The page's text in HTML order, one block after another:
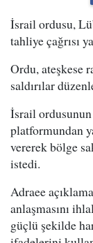
İsrail ordusu,
tahliye çağrısı
Ordu, ateşkese
saldırılar
İsrail
platformundan
vererek bölge
istedi.
Adraee
anlaşmasını
güçlü şekilde